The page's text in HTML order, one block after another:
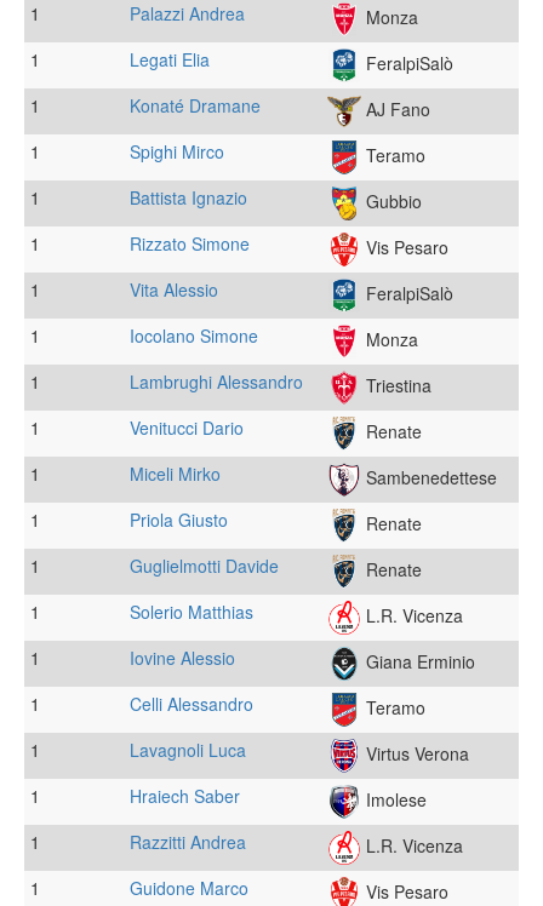
1
Palazzi Andrea
Monza
1
Legati Elia
FeralpiSalò
1
Konaté Dramane
AJ Fano
1
Spighi Mirco
Teramo
1
Battista Ignazio
Gubbio
1
Rizzato Simone
Vis Pesaro
1
Vita Alessio
FeralpiSalò
1
Iocolano Simone
Monza
1
Lambrughi Alessandro
Triestina
1
Venitucci Dario
Renate
1
Miceli Mirko
Sambenedettese
1
Priola Giusto
Renate
1
Guglielmotti Davide
Renate
1
Solerio Matthias
L.R. Vicenza
1
Iovine Alessio
Giana Erminio
1
Celli Alessandro
Teramo
1
Lavagnoli Luca
Virtus Verona
1
Hraiech Saber
Imolese
1
Razzitti Andrea
L.R. Vicenza
1
Guidone Marco Vis Pesaro